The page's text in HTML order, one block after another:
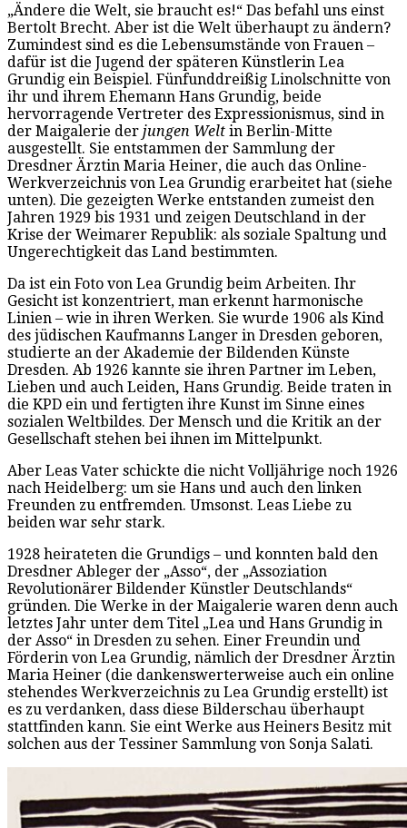
„Ändere die Welt, sie braucht es!“ Das befahl uns einst
Bertolt Brecht. Aber ist die Welt überhaupt zu ändern?
Zumindest sind es die Lebensumstände von Frauen –
dafür ist die Jugend der späteren Künstlerin Lea
Grundig ein Beispiel. Fünfunddreißig Linolschnitte von
ihr und ihrem Ehemann Hans Grundig, beide
hervorragende Vertreter des Expressionismus, sind in
der Maigalerie der jungen Welt in Berlin-Mitte
ausgestellt. Sie entstammen der Sammlung der
Dresdner Ärztin Maria Heiner, die auch das Online-
Werkverzeichnis von Lea Grundig erarbeitet hat (siehe
unten). Die gezeigten Werke entstanden zumeist den
Jahren 1929 bis 1931 und zeigen Deutschland in der
Krise der Weimarer Republik: als soziale Spaltung und
Ungerechtigkeit das Land bestimmten.
Da ist ein Foto von Lea Grundig beim Arbeiten. Ihr
Gesicht ist konzentriert, man erkennt harmonische
Linien – wie in ihren Werken. Sie wurde 1906 als Kind
des jüdischen Kaufmanns Langer in Dresden geboren,
studierte an der Akademie der Bildenden Künste
Dresden. Ab 1926 kannte sie ihren Partner im Leben,
Lieben und auch Leiden, Hans Grundig. Beide traten in
die KPD ein und fertigten ihre Kunst im Sinne eines
sozialen Weltbildes. Der Mensch und die Kritik an der
Gesellschaft stehen bei ihnen im Mittelpunkt.
Aber Leas Vater schickte die nicht Volljährige noch 1926
nach Heidelberg: um sie Hans und auch den linken
Freunden zu entfremden. Umsonst. Leas Liebe zu
beiden war sehr stark.
1928 heirateten die Grundigs – und konnten bald den
Dresdner Ableger der „Asso“, der „Assoziation
Revolutionärer Bildender Künstler Deutschlands“
gründen. Die Werke in der Maigalerie waren denn auch
letztes Jahr unter dem Titel „Lea und Hans Grundig in
der Asso“ in Dresden zu sehen. Einer Freundin und
Förderin von Lea Grundig, nämlich der Dresdner Ärztin
Maria Heiner (die dankenswerterweise auch ein online
stehendes Werkverzeichnis zu Lea Grundig erstellt) ist
es zu verdanken, dass diese Bilderschau überhaupt
stattfinden kann. Sie eint Werke aus Heiners Besitz mit
solchen aus der Tessiner Sammlung von Sonja Salati.